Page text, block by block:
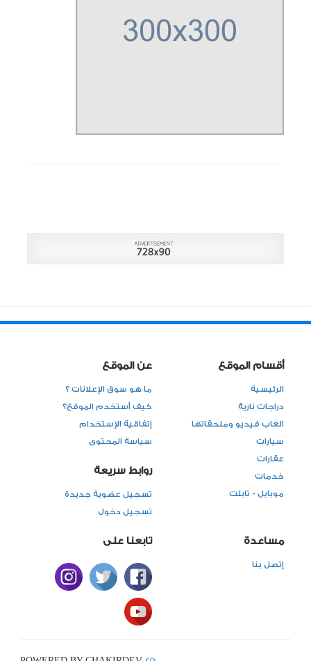
أقسام الموقع
الرئيسية
دراجات نارية
العاب فيديو وملحقاتها
سيارات
عقارات
خدمات
موبايل - تابلت
عن الموقع
ما هو سوق الإعلانات ؟
كيف أستخدم الموقع؟
إتفاقية الإستخدام
سياسة المحتوى
روابط سريعة
تسجيل عضوية جديدة
تسجيل دخول
مساعدة
إتصل بنا
تابعنا على